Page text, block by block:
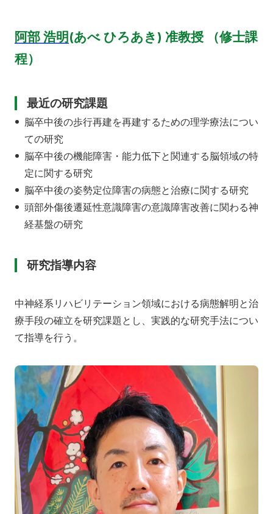
阿部 浩明 (あべ ひろあき) 准教授 （修士課
程）
最近の研究課題
脳卒中後の歩行再建を再建するための理学療法につい
ての研究
脳卒中後の機能障害・能力低下と関連する脳領域の特
定に関する研究
脳卒中後の姿勢定位障害の病態と治療に関する研究
頭部外傷後遷延性意識障害の意識障害改善に関わる神
経基盤の研究
研究指導内容
中神経系リハビリテーション領域における病態解明と治
療手段の確立を研究課題とし、実践的な研究手法につい
て指導を行う。